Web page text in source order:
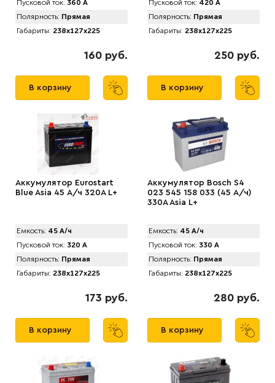
Пусковой ток: 360 А
Полярность: Прямая
Габариты: 238x127x225
160 руб.
В корзину
Пусковой ток: 420 А
Полярность: Прямая
Габариты: 238x127x225
250 руб.
В корзину
Аккумулятор Eurostart
Blue Asia 45 А/ч 320A L+
Емкость: 45 А/ч
Пусковой ток: 320 А
Полярность: Прямая
Габариты: 238x127x225
173 руб.
В корзину
Аккумулятор Bosch S4
023 545 158 033 (45 А/ч)
330A Asia L+
Емкость: 45 А/ч
Пусковой ток: 330 А
Полярность: Прямая
Габариты: 238x127x225
280 руб.
В корзину